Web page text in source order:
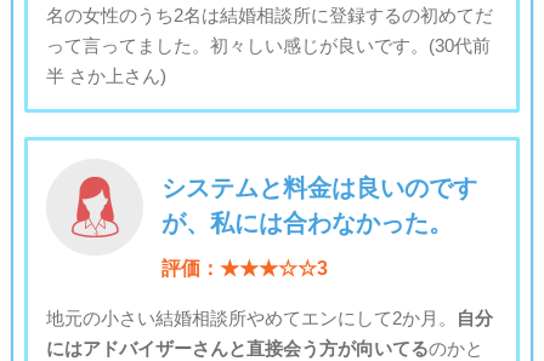
名の女性のうち2名は結婚相談所に登録するの初めてだ
って言ってました。初々しい感じが良いです。(30代前
半 さか上さん)
システムと料金は良いのです
が、私には合わなかった。
評価：★★★☆☆3
地元の小さい結婚相談所やめてエンにして2か月。
自分
にはアドバイザーさんと直接会う方が向いてるのかと